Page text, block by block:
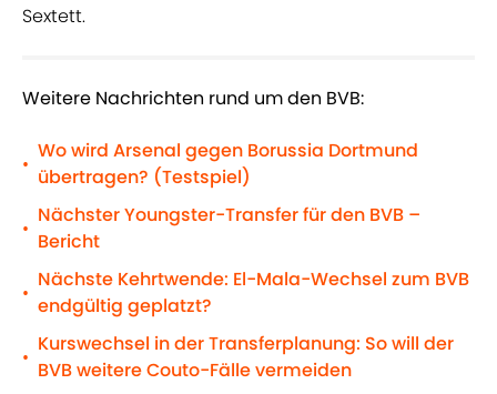
Sextett.
Weitere Nachrichten rund um den BVB:
•
Wo wird Arsenal gegen Borussia Dortmund
übertragen? (Testspiel)
•
Nächster Youngster-Transfer für den BVB –
Bericht
•
Nächste Kehrtwende: El-Mala-Wechsel zum BVB
endgültig geplatzt?
•
Kurswechsel in der Transferplanung: So will der
BVB weitere Couto-Fälle vermeiden